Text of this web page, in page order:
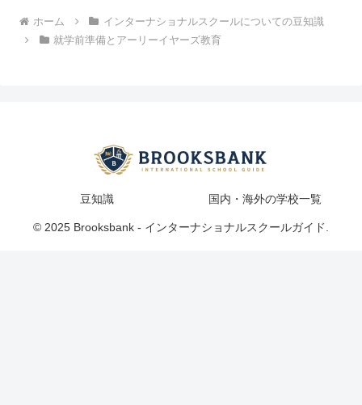
ホーム
インターナショナルスクールについての豆知識
就学前準備とアーリーイヤーズ教育
豆知識 国内・海外の学校一覧
© 2025 Brooksbank - インターナショナルスクールガイド.